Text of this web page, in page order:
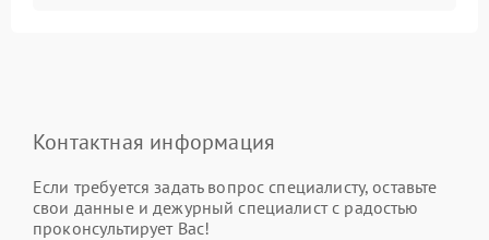
Контактная информация
Если требуется задать вопрос специалисту, оставьте
свои данные и дежурный специалист с радостью
проконсультирует Вас!